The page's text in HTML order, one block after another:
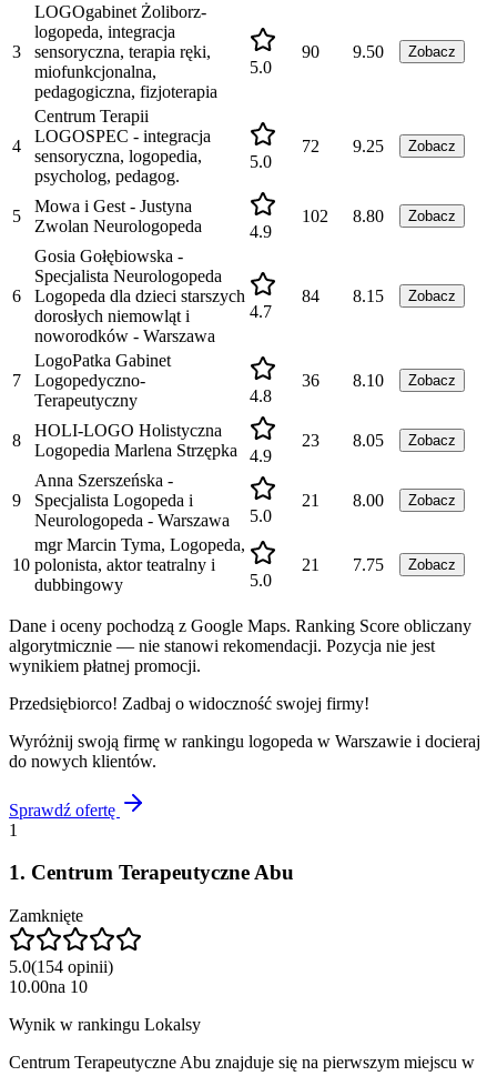
3
LOGOgabinet Żoliborz-
logopeda, integracja
sensoryczna, terapia ręki,
miofunkcjonalna,
pedagogiczna, fizjoterapia
5.0
90 9.50 Zobacz
4
Centrum Terapii
LOGOSPEC - integracja
sensoryczna, logopedia,
psycholog, pedagog.
5.0
72 9.25 Zobacz
5
Mowa i Gest - Justyna
Zwolan Neurologopeda
4.9
102 8.80 Zobacz
6
Gosia Gołębiowska -
Specjalista Neurologopeda
Logopeda dla dzieci starszych
dorosłych niemowląt i
noworodków - Warszawa
4.7
84 8.15 Zobacz
7
LogoPatka Gabinet
Logopedyczno-
Terapeutyczny
4.8
36 8.10 Zobacz
8
HOLI-LOGO Holistyczna
Logopedia Marlena Strzępka
4.9
23 8.05 Zobacz
9
Anna Szerszeńska -
Specjalista Logopeda i
Neurologopeda - Warszawa
5.0
21 8.00 Zobacz
10
mgr Marcin Tyma, Logopeda,
polonista, aktor teatralny i
dubbingowy
5.0
21 7.75 Zobacz
Dane i oceny pochodzą z Google Maps. Ranking Score obliczany
algorytmicznie — nie stanowi rekomendacji. Pozycja nie jest
wynikiem płatnej promocji.
Przedsiębiorco! Zadbaj o widoczność swojej firmy!
Wyróżnij swoją firmę w rankingu logopeda w Warszawie i docieraj
do nowych klientów.
Sprawdź ofertę
1
1. Centrum Terapeutyczne Abu
Zamknięte
5.0(154 opinii)
10.00na 10
Wynik w rankingu Lokalsy
Centrum Terapeutyczne Abu znajduje się na pierwszym miejscu w